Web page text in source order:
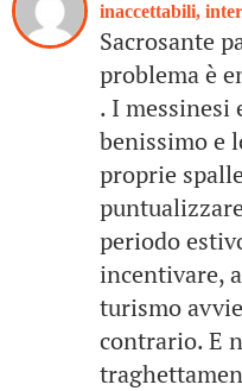
inaccettabili,
Sacrosante
problema è
. I messinesi
benissimo e
proprie
periodo
incentivare,
turismo
contrario. E